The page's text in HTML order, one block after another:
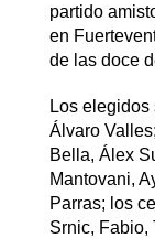
partido
en
de las doce
Los
Álvaro
Bella, Álex
Mantovani,
Parras; los
Srnic, Fabio,